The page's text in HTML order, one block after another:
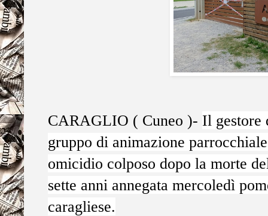
CARAGLIO ( Cuneo )- Il gestore
gruppo di animazione
omicidio colposo dopo la morte
sette anni annegata mercoledì
caragliese.